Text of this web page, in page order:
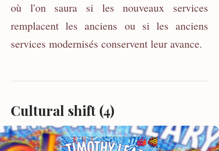
où l'on saura si les nouveaux services
remplacent les anciens ou si les anciens
services modernisés conservent leur avance.
Cultural shift (4)